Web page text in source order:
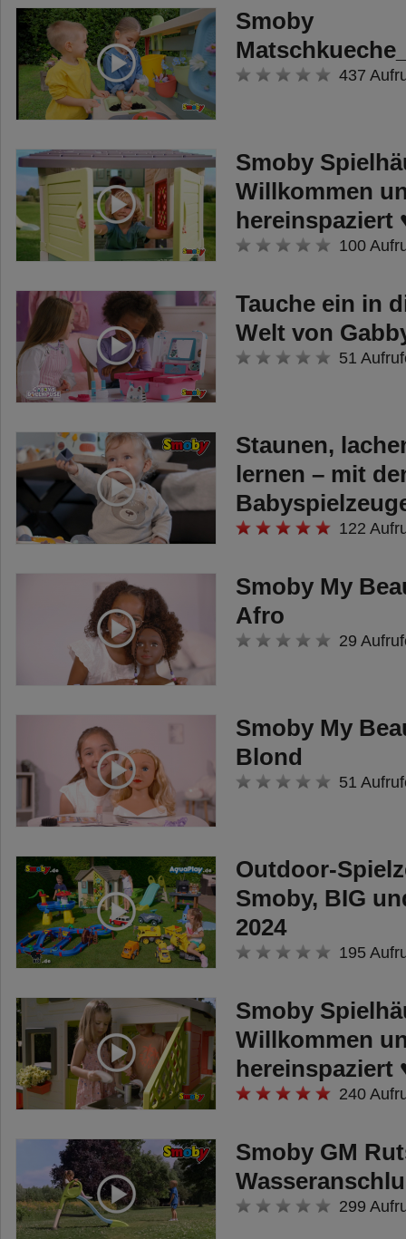
Smoby
437
Smoby
Willkommen
hereinspaziert
100
Tauche ein in
Welt von
51
Staunen,
lernen – mit
122
Smoby My
Afro
29
Smoby My
Blond
51
Outdoor-
Smoby, BIG
2024
195
Smoby
Willkommen
hereinspaziert
240
Smoby GM
299